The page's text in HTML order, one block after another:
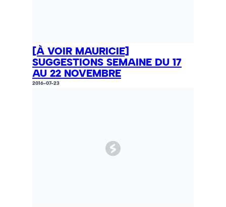
[À VOIR MAURICIE]
SUGGESTIONS SEMAINE DU 17
AU 22 NOVEMBRE
2016-07-23